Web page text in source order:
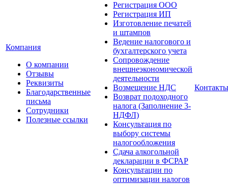
Компания
О компании
Отзывы
Реквизиты
Благодарственные
письма
Сотрудники
Полезные ссылки
Регистрация ООО
Регистрация ИП
Изготовление печатей
и штампов
Ведение налогового и
бухгалтерского учета
Сопровождение
внешнеэкономической
деятельности
Возмещение НДС
Возврат подоходного
налога (Заполнение 3-
НДФЛ)
Консультация по
выбору системы
налогообложения
Сдача алкогольной
декларации в ФСРАР
Консультации по
оптимизации налогов
Контакты